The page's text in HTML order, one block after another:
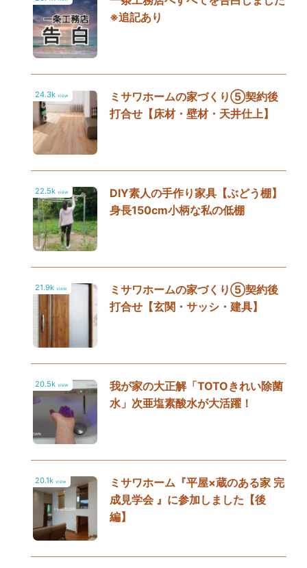
※追記あり
24.3k view
ミサワホームの家づくり⑤契約後
打合せ【床材・壁材・天井仕上】
22.5k view
DIY素人の手作り家具【ぶどう棚】
身長150cm小柄な私の低棚
21.9k view
ミサワホームの家づくり⑤契約後
打合せ【玄関・サッシ・建具】
20.5k view
我が家の大正解「TOTOきれい除菌
水」次亜塩素酸水が大活躍！
20.1k view
ミサワホーム『平屋×蔵のある家 完
成見学会 』に参加しました【後
編】